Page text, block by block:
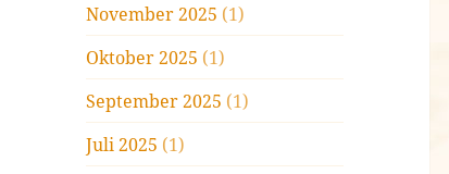
November 2025 (1)
Oktober 2025 (1)
September 2025 (1)
Juli 2025 (1)